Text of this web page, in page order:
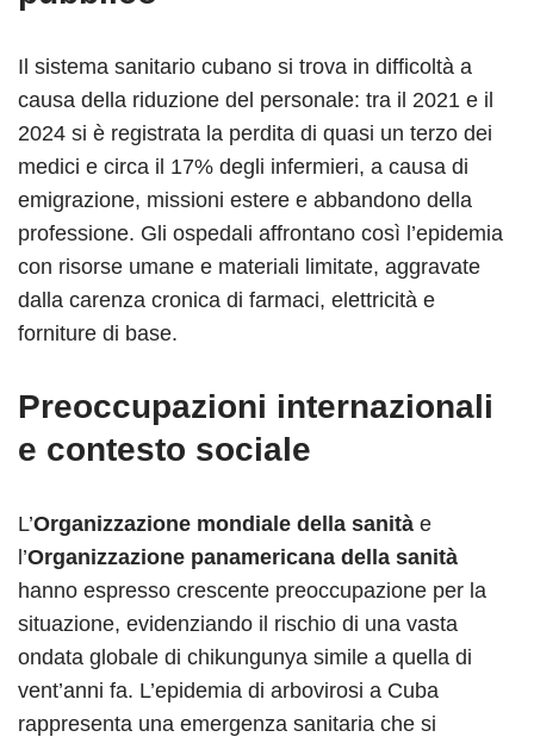
Il sistema sanitario cubano si trova in difficoltà a
causa della riduzione del personale: tra il 2021 e il
2024 si è registrata la perdita di quasi un terzo dei
medici e circa il 17% degli infermieri, a causa di
emigrazione, missioni estere e abbandono della
professione. Gli ospedali affrontano così l’epidemia
con risorse umane e materiali limitate, aggravate
dalla carenza cronica di farmaci, elettricità e
forniture di base.
Preoccupazioni internazionali
e contesto sociale
L’Organizzazione mondiale della sanità e
l’Organizzazione panamericana della sanità
hanno espresso crescente preoccupazione per la
situazione, evidenziando il rischio di una vasta
ondata globale di chikungunya simile a quella di
vent’anni fa. L’epidemia di arbovirosi a Cuba
rappresenta una emergenza sanitaria che si